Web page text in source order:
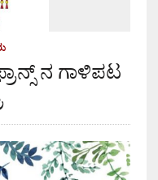
ನ ಗಾಳಿಪಟ